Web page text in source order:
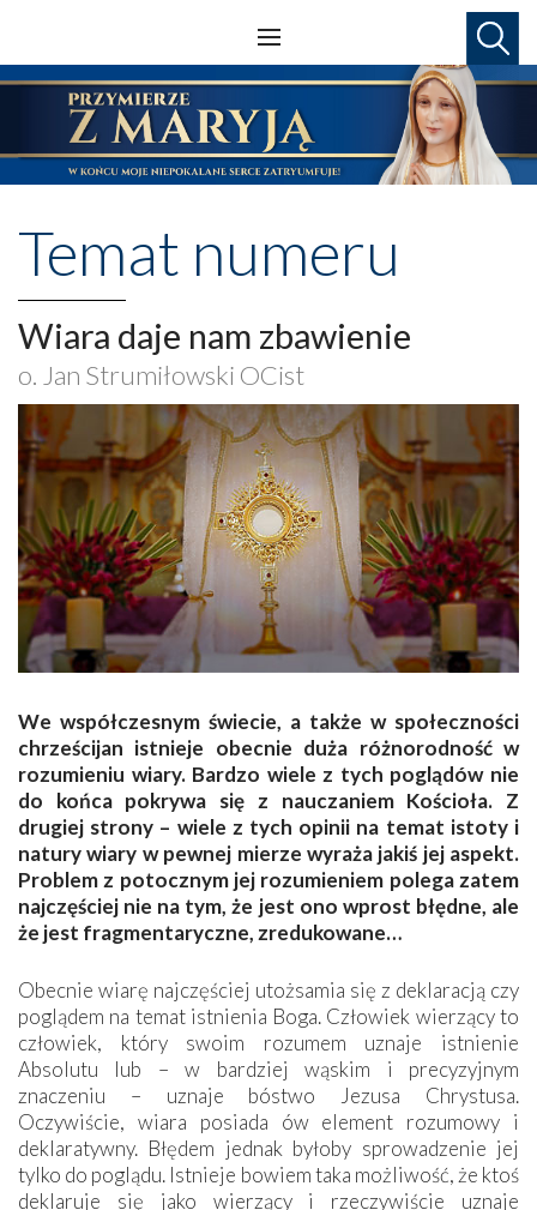
Temat numeru
Wiara daje nam zbawienie
o. Jan Strumiłowski OCist
We współczesnym świecie, a także w społeczności
chrześcijan istnieje obecnie duża różnorodność w
rozumieniu wiary. Bardzo wiele z tych poglądów nie
do końca pokrywa się z nauczaniem Kościoła. Z
drugiej strony – wiele z tych opinii na temat istoty i
natury wiary w pewnej mierze wyraża jakiś jej aspekt.
Problem z potocznym jej rozumieniem polega zatem
najczęściej nie na tym, że jest ono wprost błędne, ale
że jest fragmentaryczne, zredukowane…
Obecnie wiarę najczęściej utożsamia się z deklaracją czy
poglądem na temat istnienia Boga. Człowiek wierzący to
człowiek, który swoim rozumem uznaje istnienie
Absolutu lub – w bardziej wąskim i precyzyjnym
znaczeniu – uznaje bóstwo Jezusa Chrystusa.
Oczywiście, wiara posiada ów element rozumowy i
deklaratywny. Błędem jednak byłoby sprowadzenie jej
tylko do poglądu. Istnieje bowiem taka możliwość, że ktoś
deklaruje się jako wierzący i rzeczywiście uznaje